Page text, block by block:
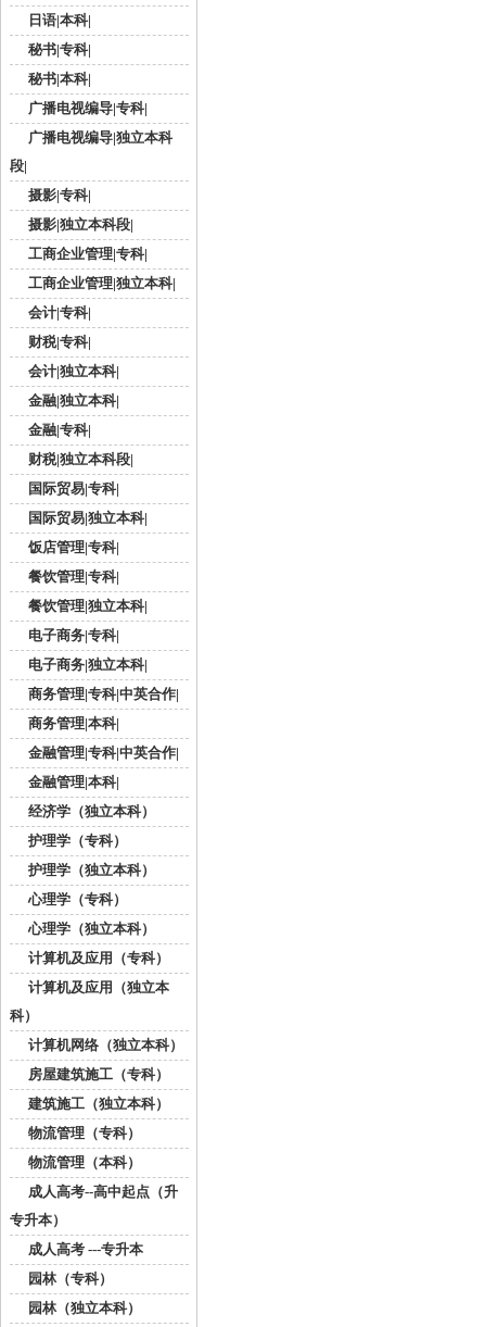
日语|本科|
秘书|专科|
秘书|本科|
广播电视编导|专科|
广播电视编导|独立本科
段|
摄影|专科|
摄影|独立本科段|
工商企业管理|专科|
工商企业管理|独立本科|
会计|专科|
财税|专科|
会计|独立本科|
金融|独立本科|
金融|专科|
财税|独立本科段|
国际贸易|专科|
国际贸易|独立本科|
饭店管理|专科|
餐饮管理|专科|
餐饮管理|独立本科|
电子商务|专科|
电子商务|独立本科|
商务管理|专科|中英合作|
商务管理|本科|
金融管理|专科|中英合作|
金融管理|本科|
经济学（独立本科）
护理学（专科）
护理学（独立本科）
心理学（专科）
心理学（独立本科）
计算机及应用（专科）
计算机及应用（独立本
科）
计算机网络（独立本科）
房屋建筑施工（专科）
建筑施工（独立本科）
物流管理（专科）
物流管理（本科）
成人高考--高中起点（升
专升本）
成人高考 ---专升本
园林（专科）
园林（独立本科）